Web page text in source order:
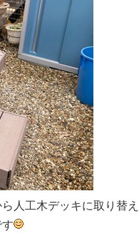
人工木デッキに取り替